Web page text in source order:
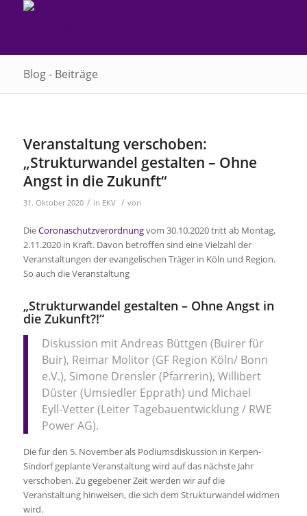
Blog - Beiträge
Veranstaltung verschoben:
„Strukturwandel gestalten – Ohne
Angst in die Zukunft“
31. Oktober 2020 / in EKV / von
DieCoronaschutzverordnungvom 30.10.2020 tritt ab Montag,
2.11.2020 in Kraft. Davon betroffen sind eine Vielzahl der
Veranstaltungen der evangelischen Träger in Köln und Region.
So auch die Veranstaltung
„Strukturwandel gestalten – Ohne Angst in
die Zukunft?!“
Diskussion mit Andreas Büttgen (Buirer für
Buir), Reimar Molitor (GF Region Köln/ Bonn
e.V.), Simone Drensler (Pfarrerin), Willibert
Düster (Umsiedler Epprath) und Michael
Eyll-Vetter (Leiter Tagebauentwicklung / RWE
Power AG).
Die für den 5. November als Podiumsdiskussion in Kerpen-
Sindorf geplante Veranstaltung wird auf das nächste Jahr
verschoben. Zu gegebener Zeit werden wir auf die
Veranstaltung hinweisen, die sich dem Strukturwandel widmen
wird.